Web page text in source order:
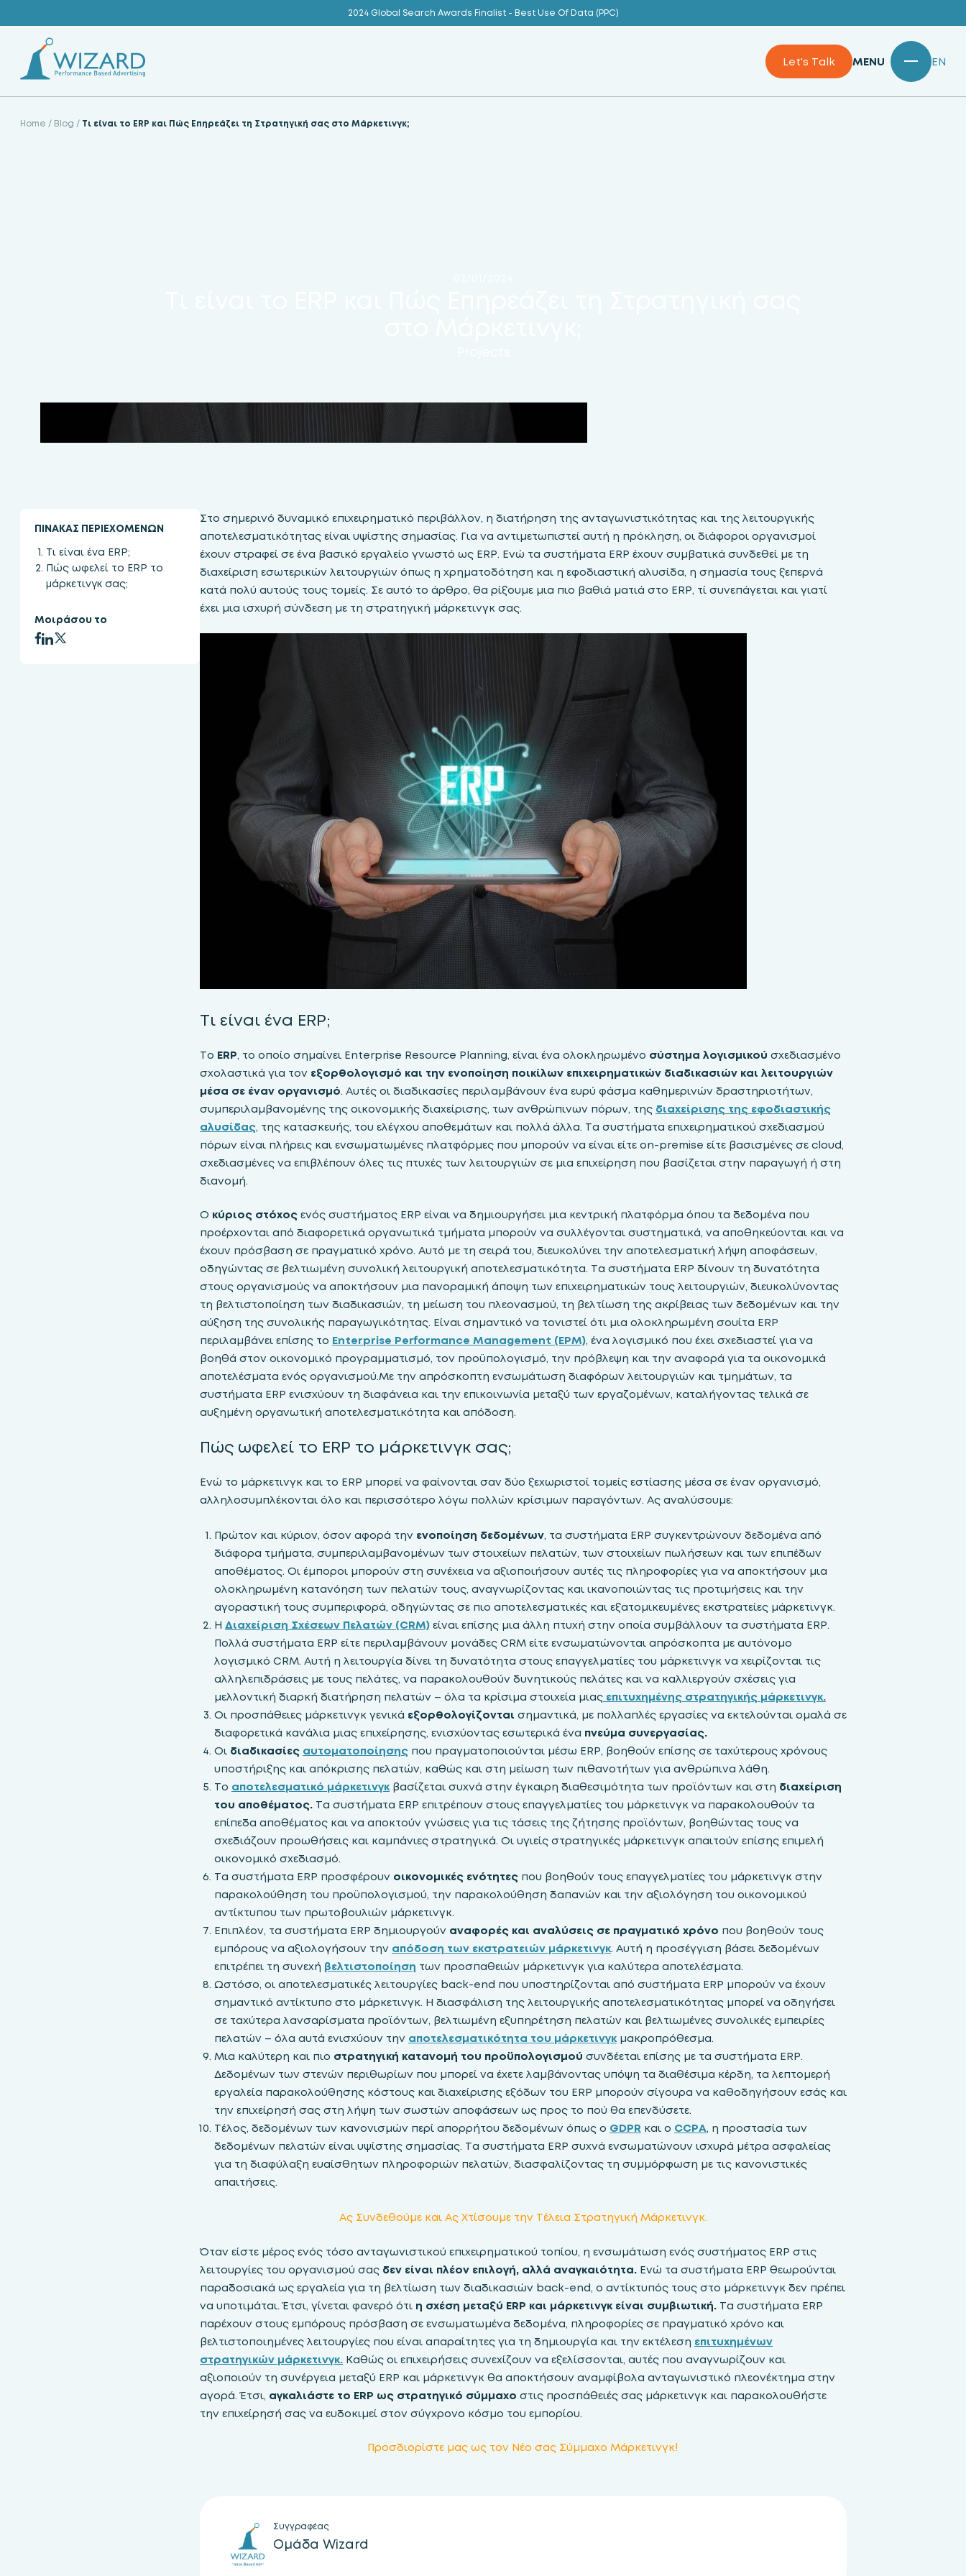
to
content
2024 Global Search Awards Finalist - Best Use Of Data (PPC)
Let's Talk MENU EN
Home / Blog / Τι είναι το ERP και Πώς Επηρεάζει τη Στρατηγική σας στο Μάρκετινγκ;
ΠΙΝΑΚΑΣ ΠΕΡΙΕΧΟΜΕΝΩΝ
Τι είναι ένα ERP;
Πώς ωφελεί το ERP το
μάρκετινγκ σας;
Μοιράσου το
Στο σημερινό δυναμικό επιχειρηματικό περιβάλλον, η διατήρηση της ανταγωνιστικότητας και της λειτουργικής
αποτελεσματικότητας είναι υψίστης σημασίας. Για να αντιμετωπιστεί αυτή η πρόκληση, οι διάφοροι οργανισμοί
έχουν στραφεί σε ένα βασικό εργαλείο γνωστό ως ERP. Ενώ τα συστήματα ERP έχουν συμβατικά συνδεθεί με τη
διαχείριση εσωτερικών λειτουργιών όπως η χρηματοδότηση και η εφοδιαστική αλυσίδα, η σημασία τους ξεπερνά
κατά πολύ αυτούς τους τομείς. Σε αυτό το άρθρο, θα ρίξουμε μια πιο βαθιά ματιά στο ERP, τί συνεπάγεται και γιατί
έχει μια ισχυρή σύνδεση με τη στρατηγική μάρκετινγκ σας.
Τι είναι ένα ERP;
Το ERP, το οποίο σημαίνει Enterprise Resource Planning, είναι ένα ολοκληρωμένο σύστημα λογισμικού σχεδιασμένο
σχολαστικά για τον εξορθολογισμό και την ενοποίηση ποικίλων επιχειρηματικών διαδικασιών και λειτουργιών
μέσα σε έναν οργανισμό. Αυτές οι διαδικασίες περιλαμβάνουν ένα ευρύ φάσμα καθημερινών δραστηριοτήτων,
συμπεριλαμβανομένης της οικονομικής διαχείρισης, των ανθρώπινων πόρων, της διαχείρισης της εφοδιαστικής
αλυσίδας, της κατασκευής, του ελέγχου αποθεμάτων και πολλά άλλα. Τα συστήματα επιχειρηματικού σχεδιασμού
πόρων είναι πλήρεις και ενσωματωμένες πλατφόρμες που μπορούν να είναι είτε on-premise είτε βασισμένες σε cloud,
σχεδιασμένες να επιβλέπουν όλες τις πτυχές των λειτουργιών σε μια επιχείρηση που βασίζεται στην παραγωγή ή στη
διανομή.
Ο κύριος στόχοςενός συστήματος ERP είναι να δημιουργήσει μια κεντρική πλατφόρμα όπου τα δεδομένα που
προέρχονται από διαφορετικά οργανωτικά τμήματα μπορούν να συλλέγονται συστηματικά, να αποθηκεύονται και να
έχουν πρόσβαση σε πραγματικό χρόνο. Αυτό με τη σειρά του, διευκολύνει την αποτελεσματική λήψη αποφάσεων,
οδηγώντας σε βελτιωμένη συνολική λειτουργική αποτελεσματικότητα. Τα συστήματα ERP δίνουν τη δυνατότητα
στους οργανισμούς να αποκτήσουν μια πανοραμική άποψη των επιχειρηματικών τους λειτουργιών, διευκολύνοντας
τη βελτιστοποίηση των διαδικασιών, τη μείωση του πλεονασμού, τη βελτίωση της ακρίβειας των δεδομένων και την
αύξηση της συνολικής παραγωγικότητας. Είναι σημαντικό να τονιστεί ότι μια ολοκληρωμένη σουίτα ERP
περιλαμβάνει επίσης το Enterprise Performance Management (EPM), ένα λογισμικό που έχει σχεδιαστεί για να
βοηθά στον οικονομικό προγραμματισμό, τον προϋπολογισμό, την πρόβλεψη και την αναφορά για τα οικονομικά
αποτελέσματα ενός οργανισμού.Με την απρόσκοπτη ενσωμάτωση διαφόρων λειτουργιών και τμημάτων, τα
συστήματα ERP ενισχύουν τη διαφάνεια και την επικοινωνία μεταξύ των εργαζομένων, καταλήγοντας τελικά σε
αυξημένη οργανωτική αποτελεσματικότητα και απόδοση.
Πώς ωφελεί το ERP το μάρκετινγκ σας;
Ενώ το μάρκετινγκ και το ERP μπορεί να φαίνονται σαν δύο ξεχωριστοί τομείς εστίασης μέσα σε έναν οργανισμό,
αλληλοσυμπλέκονται όλο και περισσότερο λόγω πολλών κρίσιμων παραγόντων. Ας αναλύσουμε:
Πρώτον και κύριον, όσον αφορά την ενοποίηση δεδομένων, τα συστήματα ERP συγκεντρώνουν δεδομένα από
διάφορα τμήματα, συμπεριλαμβανομένων των στοιχείων πελατών, των στοιχείων πωλήσεων και των επιπέδων
αποθέματος. Οι έμποροι μπορούν στη συνέχεια να αξιοποιήσουν αυτές τις πληροφορίες για να αποκτήσουν μια
ολοκληρωμένη κατανόηση των πελατών τους, αναγνωρίζοντας και ικανοποιώντας τις προτιμήσεις και την
αγοραστική τους συμπεριφορά, οδηγώντας σε πιο αποτελεσματικές και εξατομικευμένες εκστρατείες μάρκετινγκ.
Η Διαχείριση Σχέσεων Πελατών (CRM)είναι επίσης μια άλλη πτυχή στην οποία συμβάλλουν τα συστήματα ERP.
Πολλά συστήματα ERP είτε περιλαμβάνουν μονάδες CRM είτε ενσωματώνονται απρόσκοπτα με αυτόνομο
λογισμικό CRM. Αυτή η λειτουργία δίνει τη δυνατότητα στους επαγγελματίες του μάρκετινγκ να χειρίζονται τις
αλληλεπιδράσεις με τους πελάτες, να παρακολουθούν δυνητικούς πελάτες και να καλλιεργούν σχέσεις για
μελλοντική διαρκή διατήρηση πελατών – όλα τα κρίσιμα στοιχεία μιαςεπιτυχημένης στρατηγικής μάρκετινγκ.
Οι προσπάθειες μάρκετινγκ γενικά εξορθολογίζονται σημαντικά, με πολλαπλές εργασίες να εκτελούνται ομαλά σε
διαφορετικά κανάλια μιας επιχείρησης, ενισχύοντας εσωτερικά ένα πνεύμα συνεργασίας.
Οιδιαδικασίες αυτοματοποίησηςπου πραγματοποιούνται μέσω ERP, βοηθούν επίσης σε ταχύτερους χρόνους
υποστήριξης και απόκρισης πελατών, καθώς και στη μείωση των πιθανοτήτων για ανθρώπινα λάθη.
Το αποτελεσματικό μάρκετινγκβασίζεται συχνά στην έγκαιρη διαθεσιμότητα των προϊόντων και στη διαχείριση
του αποθέματος.Τα συστήματα ERP επιτρέπουν στους επαγγελματίες του μάρκετινγκ να παρακολουθούν τα
επίπεδα αποθέματος και να αποκτούν γνώσεις για τις τάσεις της ζήτησης προϊόντων, βοηθώντας τους να
σχεδιάζουν προωθήσεις και καμπάνιες στρατηγικά. Οι υγιείς στρατηγικές μάρκετινγκ απαιτούν επίσης επιμελή
οικονομικό σχεδιασμό.
Τα συστήματα ERP προσφέρουν οικονομικές ενότητεςπου βοηθούν τους επαγγελματίες του μάρκετινγκ στην
παρακολούθηση του προϋπολογισμού, την παρακολούθηση δαπανών και την αξιολόγηση του οικονομικού
αντίκτυπου των πρωτοβουλιών μάρκετινγκ.
Επιπλέον, τα συστήματα ERP δημιουργούν αναφορές και αναλύσεις σε πραγματικό χρόνο που βοηθούν τους
εμπόρους να αξιολογήσουν την απόδοση των εκστρατειών μάρκετινγκ. Αυτή η προσέγγιση βάσει δεδομένων
επιτρέπει τη συνεχή βελτιστοποίηση των προσπαθειών μάρκετινγκ για καλύτερα αποτελέσματα.
Ωστόσο, οι αποτελεσματικές λειτουργίες back-end που υποστηρίζονται από συστήματα ERP μπορούν να έχουν
σημαντικό αντίκτυπο στο μάρκετινγκ. Η διασφάλιση της λειτουργικής αποτελεσματικότητας μπορεί να οδηγήσει
σε ταχύτερα λανσαρίσματα προϊόντων, βελτιωμένη εξυπηρέτηση πελατών και βελτιωμένες συνολικές εμπειρίες
πελατών – όλα αυτά ενισχύουν την αποτελεσματικότητα του μάρκετινγκμακροπρόθεσμα.
Μια καλύτερη και πιο στρατηγική κατανομή του προϋπολογισμού συνδέεται επίσης με τα συστήματα ERP.
Δεδομένων των στενών περιθωρίων που μπορεί να έχετε λαμβάνοντας υπόψη τα διαθέσιμα κέρδη, τα λεπτομερή
εργαλεία παρακολούθησης κόστους και διαχείρισης εξόδων του ERP μπορούν σίγουρα να καθοδηγήσουν εσάς και
την επιχείρησή σας στη λήψη των σωστών αποφάσεων ως προς το πού θα επενδύσετε.
Τέλος, δεδομένων των κανονισμών περί απορρήτου δεδομένων όπως ο GDPRκαι ο CCPA, η προστασία των
δεδομένων πελατών είναι υψίστης σημασίας. Τα συστήματα ERP συχνά ενσωματώνουν ισχυρά μέτρα ασφαλείας
για τη διαφύλαξη ευαίσθητων πληροφοριών πελατών, διασφαλίζοντας τη συμμόρφωση με τις κανονιστικές
απαιτήσεις.
Ας Συνδεθούμε και Ας Χτίσουμε την Τέλεια Στρατηγική Μάρκετινγκ.
Όταν είστε μέρος ενός τόσο ανταγωνιστικού επιχειρηματικού τοπίου, η ενσωμάτωση ενός συστήματος ERP στις
λειτουργίες του οργανισμού σας δεν είναι πλέον επιλογή, αλλά αναγκαιότητα.Ενώ τα συστήματα ERP θεωρούνται
παραδοσιακά ως εργαλεία για τη βελτίωση των διαδικασιών back-end, ο αντίκτυπός τους στο μάρκετινγκ δεν πρέπει
να υποτιμάται. Έτσι, γίνεται φανερό ότι η σχέση μεταξύ ERP και μάρκετινγκ είναι συμβιωτική.Τα συστήματα ERP
παρέχουν στους εμπόρους πρόσβαση σε ενσωματωμένα δεδομένα, πληροφορίες σε πραγματικό χρόνο και
βελτιστοποιημένες λειτουργίες που είναι απαραίτητες για τη δημιουργία και την εκτέλεση επιτυχημένων
στρατηγικών μάρκετινγκ.Καθώς οι επιχειρήσεις συνεχίζουν να εξελίσσονται, αυτές που αναγνωρίζουν και
αξιοποιούν τη συνέργεια μεταξύ ERP και μάρκετινγκ θα αποκτήσουν αναμφίβολα ανταγωνιστικό πλεονέκτημα στην
αγορά. Έτσι, αγκαλιάστε το ERP ως στρατηγικό σύμμαχο στις προσπάθειές σας μάρκετινγκ και παρακολουθήστε
την επιχείρησή σας να ευδοκιμεί στον σύγχρονο κόσμο του εμπορίου.
Προσδιορίστε μας ως τον Νέο σας Σύμμαχο Μάρκετινγκ!
Συγγραφέας
Ομάδα Wizard